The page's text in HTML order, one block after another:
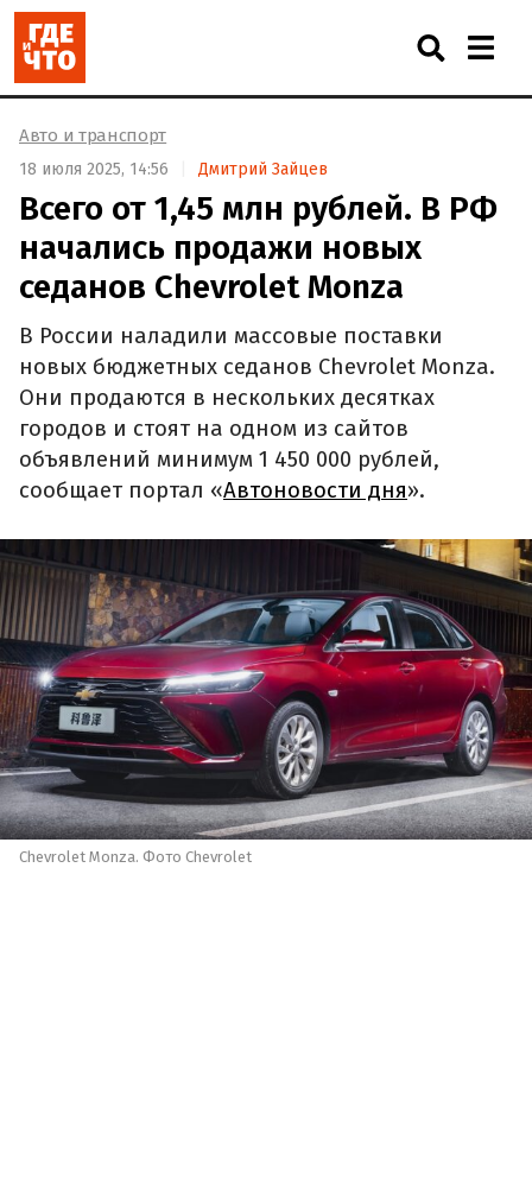
Авто и транспорт
18 июля 2025, 14:56 Дмитрий Зайцев
Всего от 1,45 млн рублей. В РФ
начались продажи новых
седанов Chevrolet Monza
В России наладили массовые поставки
новых бюджетных седанов Chevrolet Monza.
Они продаются в нескольких десятках
городов и стоят на одном из сайтов
объявлений минимум 1 450 000 рублей,
сообщает портал «Автоновости дня».
Chevrolet Monza. Фото Chevrolet